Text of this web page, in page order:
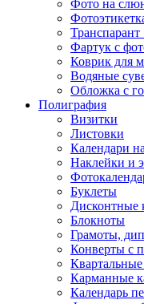
Фото на
Фартук с
Коврик для
Водяные
Обложка с
Полиграфия
Визитки
Листовки
Календари
Наклейки и
Буклеты
Дисконтные
Блокноты
Грамоты,
Конверты с
Карманные
Календарь